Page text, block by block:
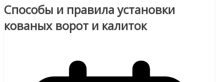
Способы и правила установки
кованых ворот и калиток